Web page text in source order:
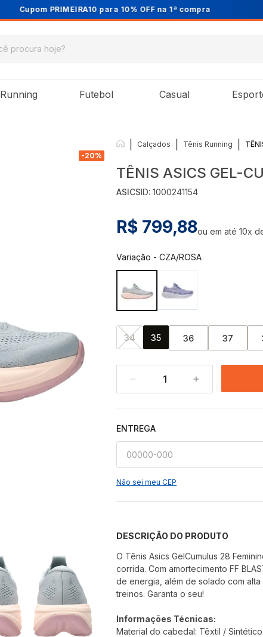
Cupom PRIMEIRA10 para 10% OFF na 1ª compra
Running Futebol Casual
-20%
Calçados Tênis Running
TÊNIS ASICS GEL-
ASICSID:1000241154
R$ 799,88ou em até10x
Variação -CZA/ROSA
34 35 36 37
1
ENTREGA
Não sei meu CEP
DESCRIÇÃO DO PRODUTO
O Tênis Asics GelCumulus 28
corrida. Com amortecimento FF
de energia, além de solado com
treinos. Garanta o seu!
Informações Técnicas:
Material do cabedal: Têxtil / Sintético.